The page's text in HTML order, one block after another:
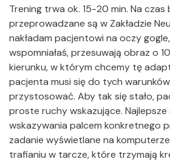
Trening trwa ok. 15-20 min. Na
przeprowadzane są w Zakładzie
nakładam pacjentowi na oczy
wspomniałaś, przesuwają obraz o
kierunku, w którym chcemy tę
pacjenta musi się do tych
przystosować. Aby tak się stało,
proste ruchy wskazujące.
wskazywania palcem konkretnego
zadanie wyświetlane na
trafianiu w tarcze, które trzymają